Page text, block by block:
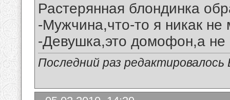
Растерянная блондинка
-Мужчина,что-то я никак
-Девушка,это домофон,а не
Последний раз